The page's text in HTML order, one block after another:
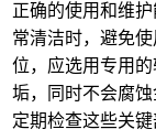
正确的使用和维
常清洁时，避免
位，应选用专用的
垢，同时不会腐蚀
定期检查这些关键